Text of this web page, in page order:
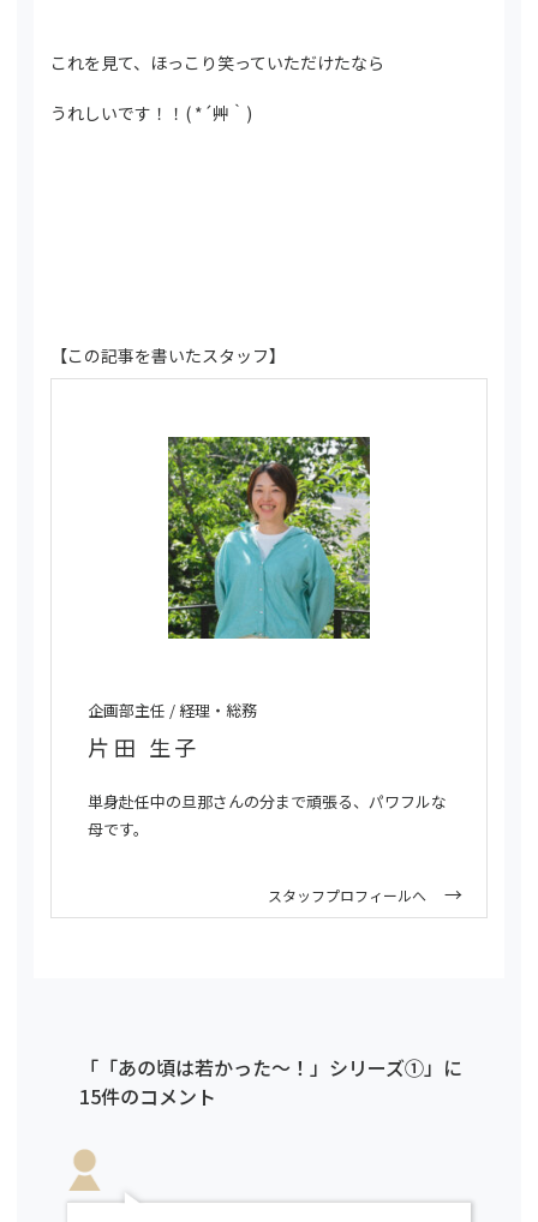
これを見て、ほっこり笑っていただけたなら
うれしいです！！( *´艸｀)
【この記事を書いたスタッフ】
企画部主任 / 経理・総務
片田 生子
単身赴任中の旦那さんの分まで頑張る、パワフルな
母です。
スタッフプロフィールへ
「「あの頃は若かった～！」シリーズ①」に
15件のコメント